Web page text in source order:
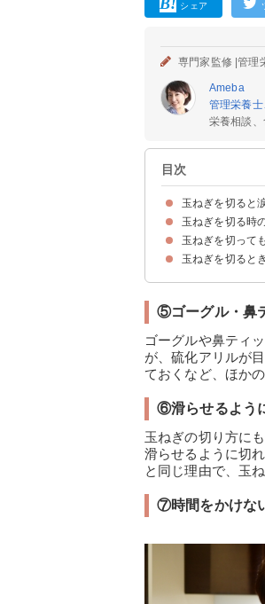
シェア
専門家監修 |管理
Ameba
管理栄養
栄養相談
目次
玉ねぎを切ると
辛味成分の「硫
玉ねぎを切る時
①玉ねぎを冷や
②電子レンジで
③水につけて切
④切れ味の良い
⑤ゴーグル・鼻
⑥滑らせるよう
⑦時間をかけな
⑧割りばしをく
⑨口を開けたま
⑩換気扇を付け
玉ねぎを切って
涙が出ない人は
コンタクトをつ
玉ねぎを切ると
⑤ゴーグル・鼻
ゴーグルや鼻ティ
が、硫化アリルが
ておくなど、ほか
⑥滑らせるよう
玉ねぎの切り方に
滑らせるように切
と同じ理由で、玉
⑦時間をかけな